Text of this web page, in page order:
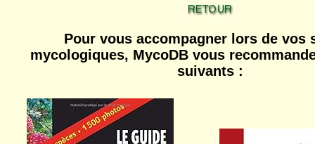
Pour vous accompagner lors de vos
mycologiques, MycoDB vous
suivants :